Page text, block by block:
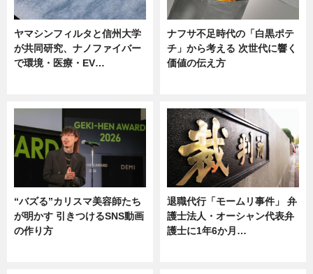
ヤマシンフィルタと信州大学
が共同研究、ナノファイバー
で環境・医療・EV…
ナフサ不足時代の「白黒ポテ
チ」から考える 次世代に響く
価値の伝え方
“バズる”カリスマ美容師たち
が明かす 引きつけるSNS動画
の作り方
退職代行「モームリ事件」 弁
護士法人・オーシャン代表弁
護士に1年6か月…